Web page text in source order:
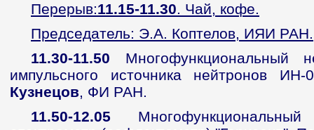
Перерыв:11.15-11.30. Чай, кофе.
Председатель: Э.А. Коптелов, ИЯИ РАН.
11.30-11.50 Многофункциональный
импульсного источника нейтронов
Кузнецов, ФИ РАН.
11.50-12.05